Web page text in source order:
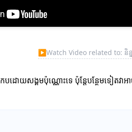
▶Watch Video related to: និន្ន
ោយសង្គមប៉ុណ្ណោះទេ ប៉ុន្តែបន្ថែមទៀតវា